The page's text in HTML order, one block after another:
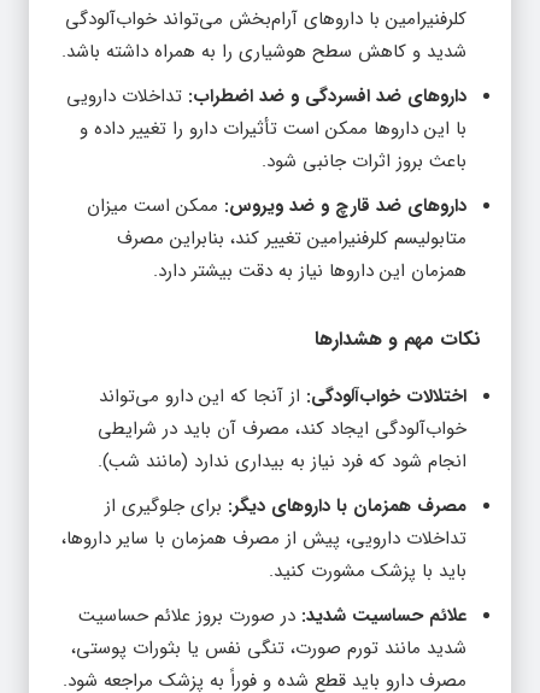
شدید و کاهش سطح هوشیاری را به همراه داشته باشد.
داروهای ضد افسردگی و ضد اضطراب:تداخلات دارویی
با این داروها ممکن است تأثیرات دارو را تغییر داده و
باعث بروز اثرات جانبی شود.
داروهای ضد قارچ و ضد ویروس:
متابولیسم کلرفنیرامین تغییر کند، بنابراین مصرف
همزمان این داروها نیاز به دقت بیشتر دارد.
خواب‌آلودگی ایجاد کند، مصرف آن باید در شرایطی
انجام شود که فرد نیاز به بیداری ندارد (مانند شب).
مصرف همزمان با داروهای دیگر: برای جلوگیری از
تداخلات دارویی، پیش از مصرف همزمان با سایر داروها،
باید با پزشک مشورت کنید.
علائم حساسیت شدید:در صورت بروز علائم حساسیت
شدید مانند تورم صورت، تنگی نفس یا بثورات پوستی،
مصرف دارو باید قطع شده و فوراً به پزشک مراجعه شود.